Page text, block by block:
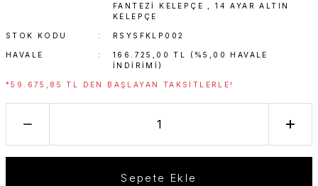
FANTEZI KELEPÇE
,14 AYAR ALTIN
KELEPÇE
STOK KODU RSYSFKLP002
HAVALE
166.725,00 TL (%5,00 HAVALE
INDIRIMI)
*59.675,85 TL DEN BAŞLAYAN TAKSITLERLE!
Sepete Ekle